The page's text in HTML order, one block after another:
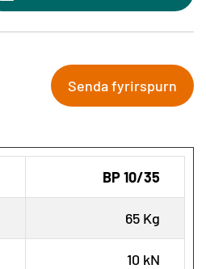
Senda fyrirspurn
BP 10/35
65 Kg
10 kN